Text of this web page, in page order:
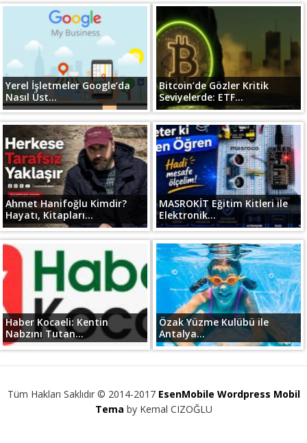
Yerel İşletmeler Google’da
Nasıl Üst...
Bitcoin’de Gözler Kritik
Seviyelerde: ETF...
Ahmet Hanifoğlu Kimdir?
Hayatı, Kitapları...
MASROKİT Eğitim Kitleri ile
Elektronik...
Haber Kocaeli: Kentin
Nabzını Tutan...
Özak Yüzme Kulübü ile
Antalya...
Tüm Hakları Saklıdır © 2014-2017 EsenMobile Wordpress Mobil
Tema by Kemal CIZOĞLU